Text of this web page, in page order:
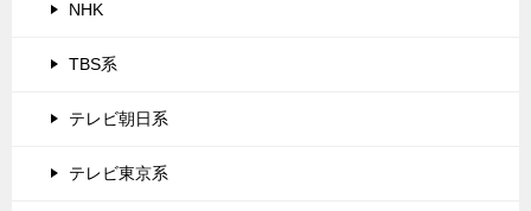
NHK
TBS系
テレビ朝日系
テレビ東京系